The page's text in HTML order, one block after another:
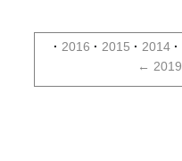
2014
2015
2016
2019
←